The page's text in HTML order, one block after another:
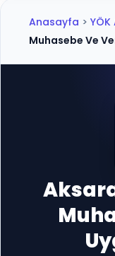
Anasayfa >
Muhasebe Ve